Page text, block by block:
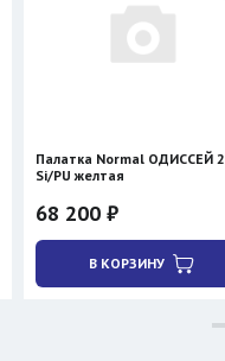
Палатка Normal ОДИССЕЙ 2
Si/PU желтая
68 200 ₽
В КОРЗИНУ